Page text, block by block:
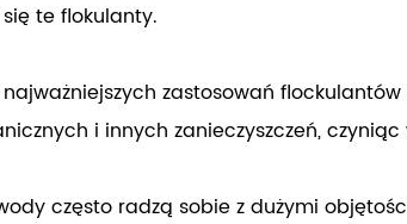
te flokulanty.
zastosowań
i innych zanieczyszczeń,
często radzą sobie z dużymi